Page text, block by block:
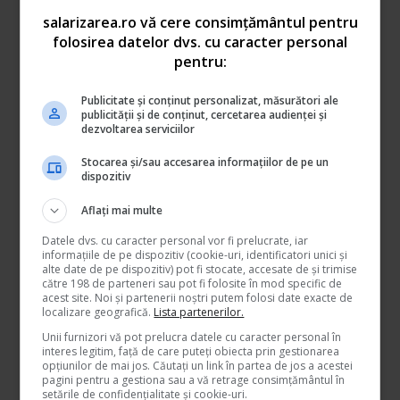
S 5-10 ani 4235 1,69
4189
Institutor, maistru
instructor, studii
durata, grad didactic
definitiv
S 20-25 ani 4326
S
S 10-15 ani 4235
12
instructor, studii
superioare lunga
durata, debutant
S pana la 1 an 4098
13
instructor, studii
superioare scurta
durata, grad didactic I
SSD
peste 25 de
ani
4463 1,79
SSD 15-20 ani 4235 1,69
SSD 10-15 ani 4189 1,68
salarizarea.ro vă cere consimțământul pentru
folosirea datelor dvs. cu caracter personal
pentru:
Publicitate și conținut personalizat, măsurători ale
publicității și de conținut, cercetarea audienței și
dezvoltarea serviciilor
Stocarea și/sau accesarea informațiilor de pe un
dispozitiv
Aflați mai multe
Datele dvs. cu caracter personal vor fi prelucrate, iar
informațiile de pe dispozitiv (cookie-uri, identificatori unici și
alte date de pe dispozitiv) pot fi stocate, accesate de și trimise
către 198 de parteneri sau pot fi folosite în mod specific de
acest site. Noi și partenerii noștri putem folosi date exacte de
localizare geografică. Lista partenerilor.
Unii furnizori vă pot prelucra datele cu caracter personal în
interes legitim, față de care puteți obiecta prin gestionarea
opțiunilor de mai jos. Căutați un link în partea de jos a acestei
pagini pentru a gestiona sau a vă retrage consimțământul în
setările de confidențialitate și cookie-uri.